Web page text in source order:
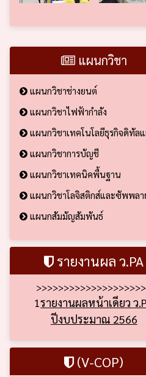
แผนกวิชา
แผนกวิชาช่างยนต์
แผนกวิชาไฟฟ้ากำลัง
แผนกวิชาเทคโนโลยีธุรกิจดิทัลแ
แผนกวิชาการบัญชี
แผนกวิชาเทคนิคพื้นฐาน
แผนกวิชาโลจิสติกส์และซัพพลา
แผนกสัมมัญสัมพันธ์
รายงานผล ว.PA
1รายงานผลหน้าเดียว ว
ปีงบประมาณ 2566
(V-COP)